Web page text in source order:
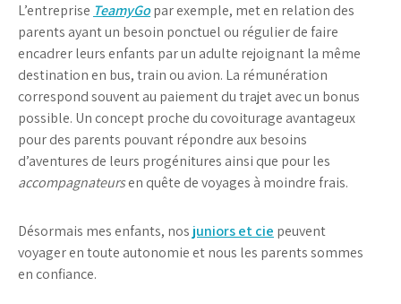
L’entreprise TeamyGopar exemple, met en relation des
parents ayant un besoin ponctuel ou régulier de faire
encadrer leurs enfants par un adulte rejoignant la même
destination en bus, train ou avion. La rémunération
correspond souvent au paiement du trajet avec un bonus
possible. Un concept proche du covoiturage avantageux
pour des parents pouvant répondre aux besoins
d’aventures de leurs progénitures ainsi que pour les
accompagnateursen quête de voyages à moindre frais.
Désormais mes enfants, nos juniors et cie peuvent
voyager en toute autonomie et nous les parents sommes
en confiance.